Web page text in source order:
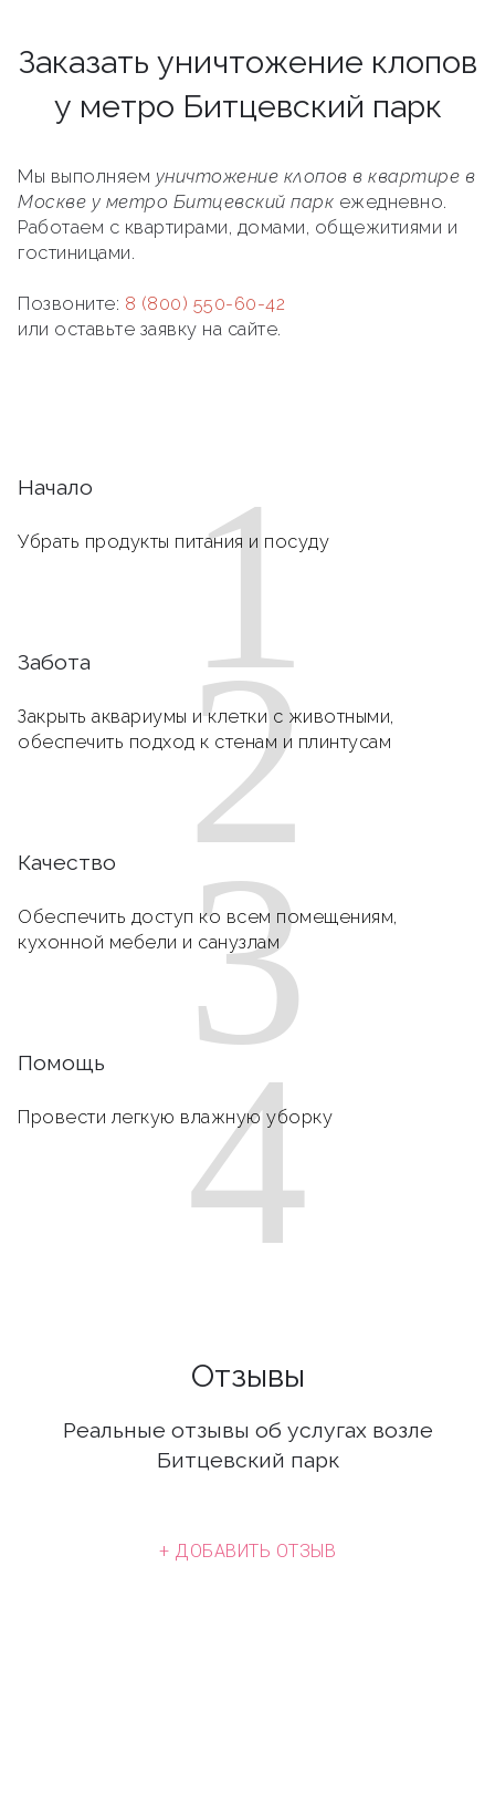
Заказать уничтожение клопов
у метро Битцевский парк
Мы выполняем уничтожение клопов в квартире в
Москве у метро Битцевский парк ежедневно.
Работаем с квартирами, домами, общежитиями и
гостиницами.
Позвоните: 8 (800) 550-60-42
или оставьте заявку на сайте.
1
Начало
Убрать продукты питания и посуду
2
Забота
Закрыть аквариумы и клетки с животными,
обеспечить подход к стенам и плинтусам
3
Качество
Обеспечить доступ ко всем помещениям,
кухонной мебели и санузлам
4
Помощь
Провести легкую влажную уборку
Отзывы
Реальные отзывы об услугах возле
Битцевский парк
+ ДОБАВИТЬ ОТЗЫВ